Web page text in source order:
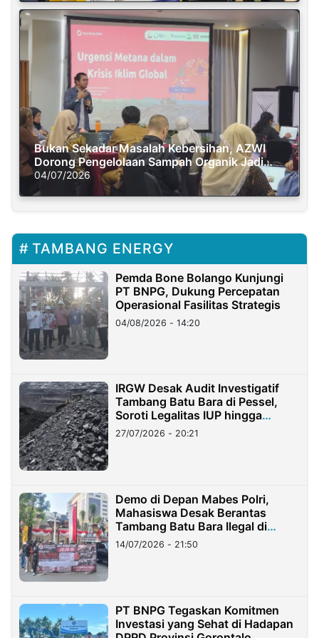
Bukan Sekadar Masalah Kebersihan, AZWI
Dorong Pengelolaan Sampah Organik Jadi
Solusi Krisis Iklim
04/07/2026
TAMBANG ENERGY
Pemda Bone Bolango Kunjungi
PT BNPG, Dukung Percepatan
Operasional Fasilitas Strategis
04/08/2026 - 14:20
IRGW Desak Audit Investigatif
Tambang Batu Bara di Pessel,
Soroti Legalitas IUP hingga
Stockpile
27/07/2026 - 20:21
Demo di Depan Mabes Polri,
Mahasiswa Desak Berantas
Tambang Batu Bara Ilegal di
Lampung
14/07/2026 - 21:50
PT BNPG Tegaskan Komitmen
Investasi yang Sehat di Hadapan